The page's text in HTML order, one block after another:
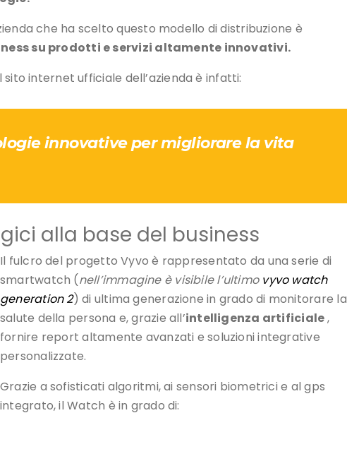
che ha scelto questo modello di distribuzione è
su prodotti e servizi altamente innovativi.
internet ufficiale dell’azienda è infatti:
innovative per migliorare la vita
alla base del business
Il fulcro del progetto Vyvo è rappresentato da una serie di
smartwatch (nell’immagine è visibile l’ultimo vyvo watch
generation 2) di ultima generazione in grado di monitorare la
salute della persona e, grazie all’intelligenza artificiale,
fornire report altamente avanzati e soluzioni integrative
personalizzate.
Grazie a sofisticati algoritmi, ai sensori biometrici e al gps
integrato, il Watch è in grado di: